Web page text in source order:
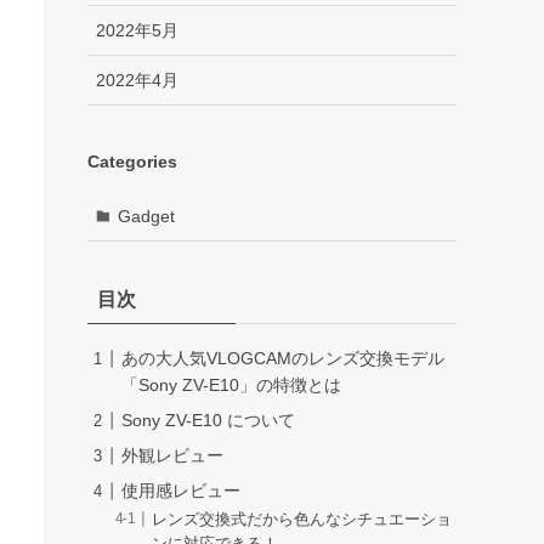
2022年5月
2022年4月
Categories
Gadget
目次
あの大人気VLOGCAMのレンズ交換モデル
「Sony ZV-E10」の特徴とは
Sony ZV-E10 について
外観レビュー
使用感レビュー
レンズ交換式だから色んなシチュエーショ